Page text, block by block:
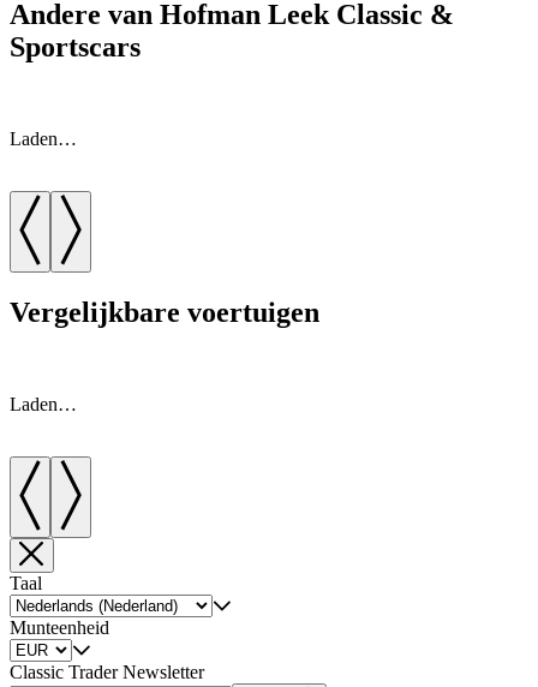
Andere van Hofman Leek Classic &
Sportscars
Laden…
Vergelijkbare voertuigen
Laden…
Taal
Munteenheid
Classic Trader Newsletter